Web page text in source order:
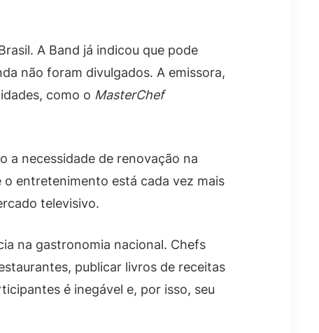
A Band já indicou que pode
não foram divulgados. A emissora,
como o MasterChef
a necessidade de renovação na
entretenimento está cada vez mais
televisivo.
na gastronomia nacional. Chefs
publicar livros de receitas
é inegável e, por isso, seu